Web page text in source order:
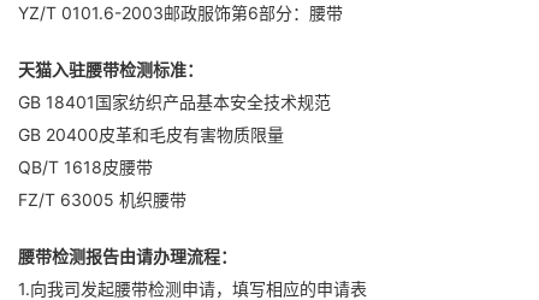
YZ/T 0101.6-2003邮政服饰第6部分：腰带
天猫入驻腰带检测标准：
GB 18401国家纺织产品基本安全技术规范
GB 20400皮革和毛皮有害物质限量
QB/T 1618皮腰带
FZ/T 63005 机织腰带
腰带检测报告由请办理流程：
1.向我司发起腰带检测申请，填写相应的申请表